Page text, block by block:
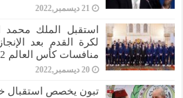
21 ديسمبر,2022
استقبل الملك محمد
لكرة القدم بعد
منافسات كأس العالم 2022.
20 ديسمبر,2022
تبون يخصص استقبال